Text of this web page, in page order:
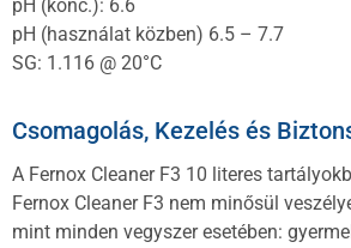
pH (konc.): 6.6
pH (használat közben) 6.5 – 7.7
SG: 1.116 @ 20°C
Csomagolás, Kezelés és
A Fernox Cleaner F3 10 literes
Fernox Cleaner F3 nem minősül
mint minden vegyszer esetében: